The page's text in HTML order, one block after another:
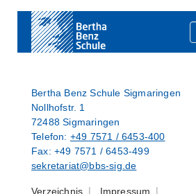
Bertha Benz Schule Sigmaringen
Nollhofstr. 1
72488 Sigmaringen
Telefon: +49 7571 / 6453-400
Fax: +49 7571 / 6453-499
sekretariat@bbs-sig.de
Verzeichnis Impressum